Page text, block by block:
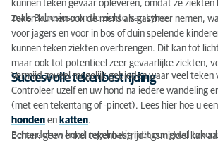
kunnen teken gevaar opleveren, omdat ze ziekten
zoals Babesiose en de ziekte van Lyme.
Teken kunnen ook de mens als gastheer nemen,
voor jagers en voor in bos of duin spelende
kunnen teken ziekten overbrengen. Dit kan tot
maar ook tot potentieel zeer gevaarlijke ziekten,
Succesvolle tekenbestrijding
Vermijd zoveel mogelijk gebieden waar veel teken
Controleer uzelf en uw hond na iedere wandeling
(met een tekentang of -pincet). Lees hier hoe u
honden en katten.
Behandel uw hond regelmatig met een goed
Echter: geen enkel tekenbestrijdingsmiddel kan